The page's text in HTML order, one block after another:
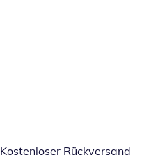
Kostenloser Rückversand